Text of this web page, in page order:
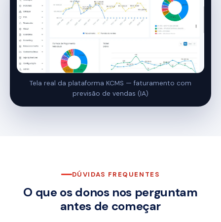
Tela real da plataforma KCMS — faturamento com
previsão de vendas (IA)
DÚVIDAS FREQUENTES
O que os donos nos perguntam
antes de começar